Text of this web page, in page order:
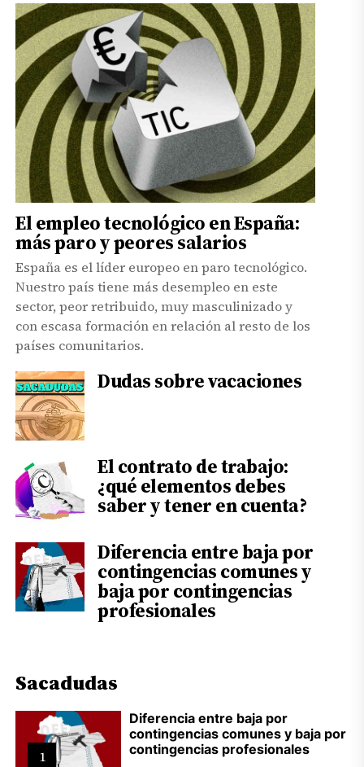
El empleo tecnológico en España:
más paro y peores salarios
España es el líder europeo en paro tecnológico.
Nuestro país tiene más desempleo en este
sector, peor retribuido, muy masculinizado y
con escasa formación en relación al resto de los
países comunitarios.
Dudas sobre vacaciones
El contrato de trabajo:
¿qué elementos debes
saber y tener en cuenta?
Diferencia entre baja por
contingencias comunes y
baja por contingencias
profesionales
Sacadudas
1
Diferencia entre baja por
contingencias comunes y baja por
contingencias profesionales